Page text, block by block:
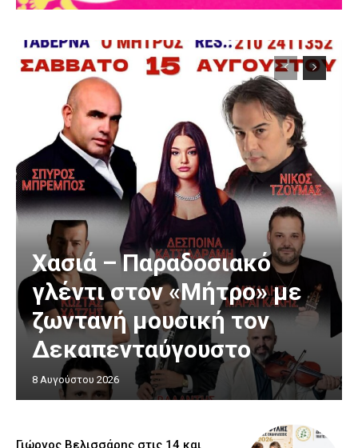
Χασιά – Παραδοσιακό
γλέντι στον «Μήτρο» με
ζωντανή μουσική τον
Δεκαπενταύγουστο
8 Αυγούστου 2026
Γιώργος Βελισσάρης στις 14 και